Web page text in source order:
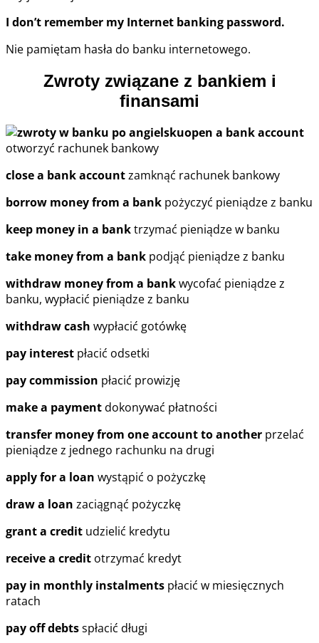
I don’t remember my Internet banking password.
Nie pamiętam hasła do banku internetowego.
Zwroty związane z bankiem i
finansami
open a bank account
otworzyć rachunek bankowy
close a bank accountzamknąć rachunek bankowy
borrow money from a bank pożyczyć pieniądze z banku
keep money in a banktrzymać pieniądze w banku
take money from a bank podjąć pieniądze z banku
withdraw money from a bankwycofać pieniądze z
banku, wypłacić pieniądze z banku
withdraw cash wypłacić gotówkę
pay interest płacić odsetki
pay commission płacić prowizję
make a paymentdokonywać płatności
transfer money from one account to another przelać
pieniądze z jednego rachunku na drugi
apply for a loan wystąpić o pożyczkę
draw a loan zaciągnąć pożyczkę
grant a credit udzielić kredytu
receive a credit otrzymać kredyt
pay in monthly instalments płacić w miesięcznych
ratach
pay off debtsspłacić długi